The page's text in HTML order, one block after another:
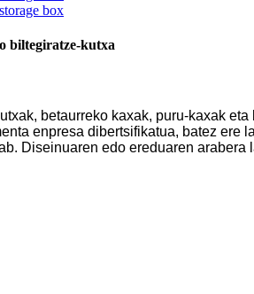
biltegiratze-kutxa
betaurreko kaxak, puru-kaxak
enpresa dibertsifikatua, batez
Diseinuaren edo ereduaren